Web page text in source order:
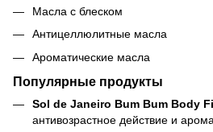
Масла с блеском
Антицеллюлитные масла
Ароматические масла
Популярные продукты
Sol de Janeiro Bum Bum Body
антивозрастное действие и